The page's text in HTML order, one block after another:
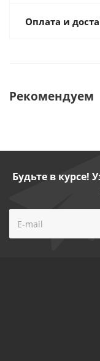
Оплата и
Рекомендуем
Будьте в курсе!